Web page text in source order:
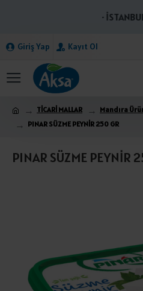
·
Giriş Yap Kayıt Ol
TİCARİ MALLAR Mandıra
PINAR SÜZME PEYNİR 250 GR
PINAR SÜZME PEYNİR